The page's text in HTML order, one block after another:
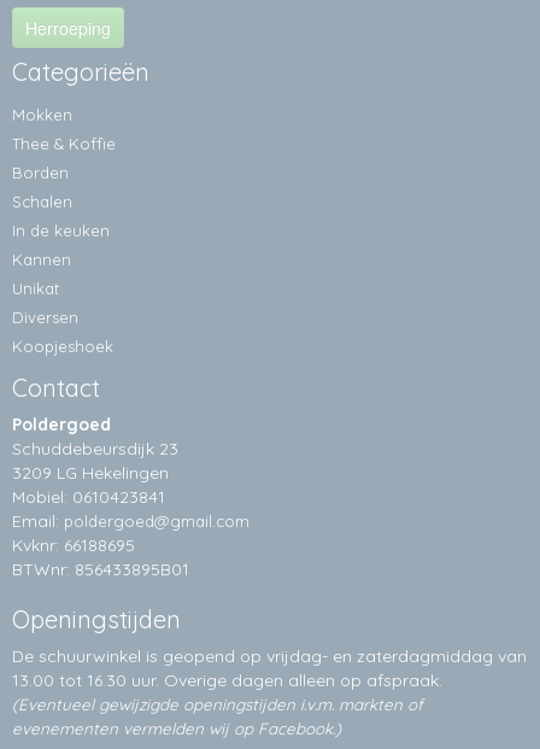
Herroeping
Categorieën
Mokken
Thee & Koffie
Borden
Schalen
In de keuken
Kannen
Unikat
Diversen
Koopjeshoek
Contact
Poldergoed
Schuddebeursdijk 23
3209 LG Hekelingen
Mobiel: 0610423841
Email: poldergoed@gmail.com
Kvknr: 66188695
BTWnr: 856433895B01
Openingstijden
De schuurwinkel is geopend op vrijdag- en zaterdagmiddag van
13.00 tot 16.30 uur. Overige dagen alleen op afspraak.
(Eventueel gewijzigde openingstijden i.v.m. markten of
evenementen vermelden wij op Facebook.)